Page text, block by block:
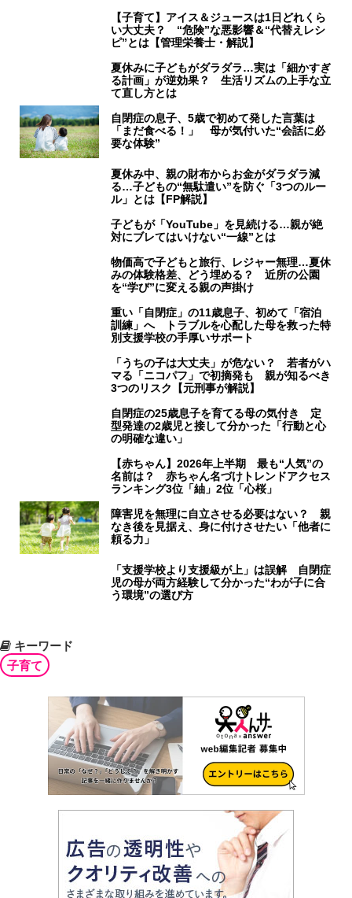
【子育て】アイス＆ジュースは1日どれくら
い大丈夫？ “危険”な悪影響＆“代替えレシ
ピ”とは【管理栄養士・解説】
夏休みに子どもがダラダラ…実は「細かすぎ
る計画」が逆効果？ 生活リズムの上手な立
て直し方とは
自閉症の息子、5歳で初めて発した言葉は
「まだ食べる！」 母が気付いた“会話に必
要な体験”
夏休み中、親の財布からお金がダラダラ減
る…子どもの“無駄遣い”を防ぐ「3つのルー
ル」とは【FP解説】
子どもが「YouTube」を見続ける…親が絶
対にブレてはいけない“一線”とは
物価高で子どもと旅行、レジャー無理…夏休
みの体験格差、どう埋める？ 近所の公園
を“学び”に変える親の声掛け
重い「自閉症」の11歳息子、初めて「宿泊
訓練」へ トラブルを心配した母を救った特
別支援学校の手厚いサポート
「うちの子は大丈夫」が危ない？ 若者がハ
マる「ニコパフ」で初摘発も 親が知るべき
3つのリスク【元刑事が解説】
自閉症の25歳息子を育てる母の気付き 定
型発達の2歳児と接して分かった「行動と心
の明確な違い」
【赤ちゃん】2026年上半期 最も“人気”の
名前は？ 赤ちゃん名づけトレンドアクセス
ランキング3位「紬」2位「心桜」
障害児を無理に自立させる必要はない？ 親
なき後を見据え、身に付けさせたい「他者に
頼る力」
「支援学校より支援級が上」は誤解 自閉症
児の母が両方経験して分かった“わが子に合
う環境”の選び方
キーワード
子育て